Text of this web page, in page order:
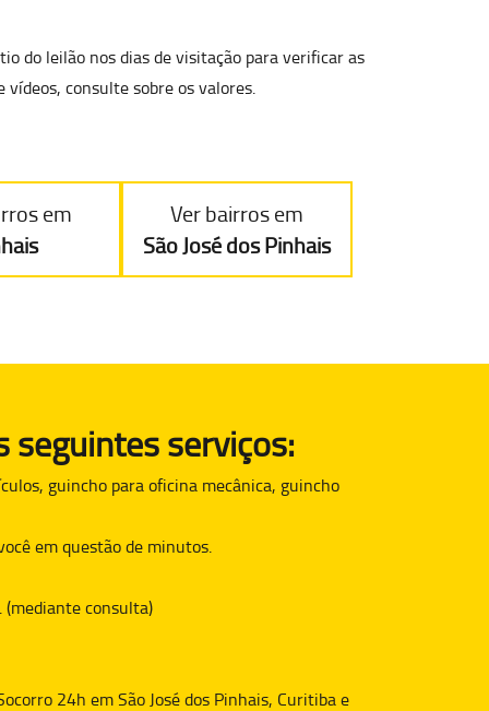
do leilão nos dias de visitação para verificar as
consulte sobre os valores.
em
Ver bairros em
São José dos Pinhais
serviços:
guincho para oficina mecânica, guincho
em questão de minutos.
(mediante consulta)
24h em São José dos Pinhais, Curitiba e